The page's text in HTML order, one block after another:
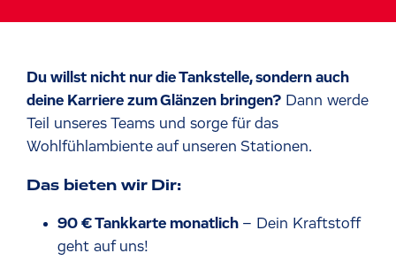
Du willst nicht nur die Tankstelle, sondern auch
deine Karriere zum Glänzen bringen? Dann werde
Teil unseres Teams und sorge für das
Wohlfühlambiente auf unseren Stationen.
Das bieten wir Dir:
90 € Tankkarte monatlich – Dein Kraftstoff
geht auf uns!